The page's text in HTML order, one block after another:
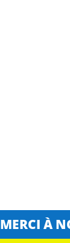
MERCI À